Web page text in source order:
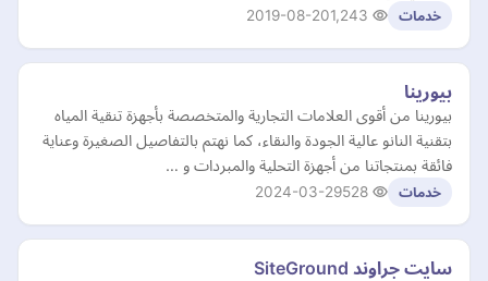
خدمات 2019-08-20
بيورينا
بيورينا من أقوى العلامات التجارية والمتخصصة بأجهزة تنقية المياه
بتقنية النانو عالية الجودة والنقاء، كما نهتم بالتفاصيل الصغيرة وعناية
فائقة بمنتجاتنا من أجهزة التحلية والمبردات و …
خدمات 2024-03-29
سايت جراوند SiteGround